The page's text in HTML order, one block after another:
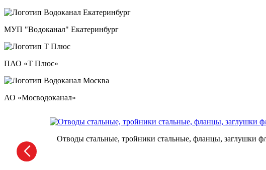
МУП "Водоканал" Екатеринбург
ПАО «Т Плюс»
АО «Мосводоканал»
Отводы стальные, тройники стальные, фланцы, заглушки